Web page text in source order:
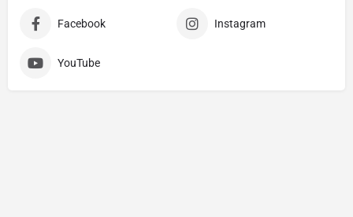
Facebook Instagram
YouTube